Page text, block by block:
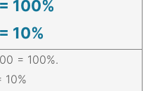
100%
10%
= 100%.